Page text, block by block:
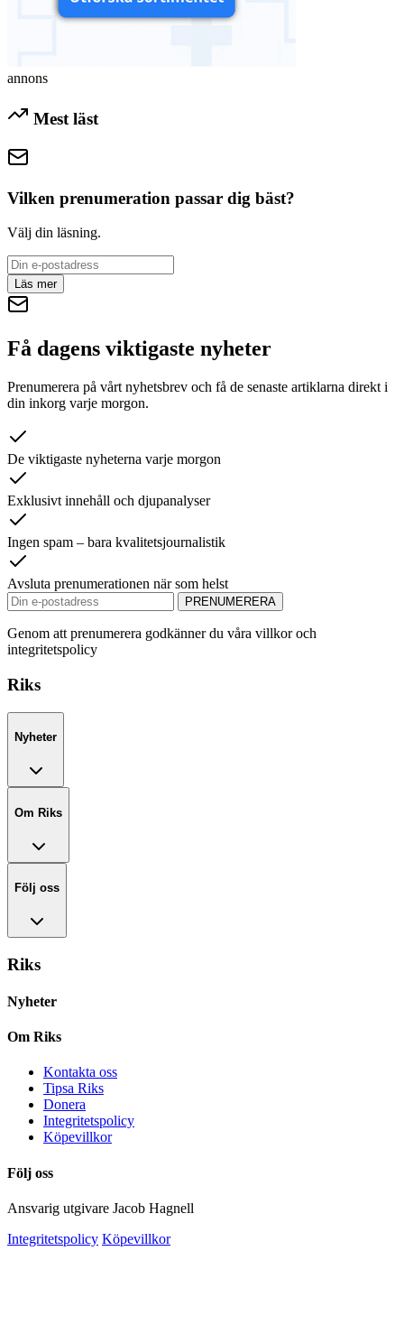
annons
Mest läst
Vilken prenumeration passar dig bäst?
Välj din läsning.
Läs mer
Få dagens viktigaste nyheter
Prenumerera på vårt nyhetsbrev och få de senaste artiklarna direkt i
din inkorg varje morgon.
De viktigaste nyheterna varje morgon
Exklusivt innehåll och djupanalyser
Ingen spam – bara kvalitetsjournalistik
Avsluta prenumerationen när som helst
PRENUMERERA
Genom att prenumerera godkänner du våra villkor och
integritetspolicy
Riks
Nyheter
Om Riks
Följ oss
Riks
Nyheter
Om Riks
Kontakta oss
Tipsa Riks
Donera
Integritetspolicy
Köpevillkor
Följ oss
Ansvarig utgivare Jacob Hagnell
Integritetspolicy Köpevillkor